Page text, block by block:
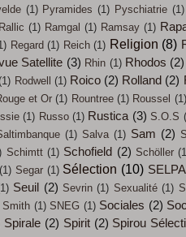
(1) Pyramides (1) Pyschiatrie (1)
Rallic (1) Ramgal (1) Ramsay (1)
Regard (1) Reich (1) Religion (8)
Satellite (3) Rhin (1) Rhodos (2)
Rodwell (1) Roico (2) Rolland (2)
et Or (1) Rountree (1) Roussel (1)
(1) Russo (1) Rustica (3) S.O.S
(1) Salva (1) Sam (2)
Schimtt (1) Schofield (2) Schöller
(1) Segar (1) Sélection (10) SELPA
Seuil (2) Sevrin (1) Sexualité (1)
Smith (1) SNEG (1) Sociales (2)
Spirale (2) Spirit (2) Spirou